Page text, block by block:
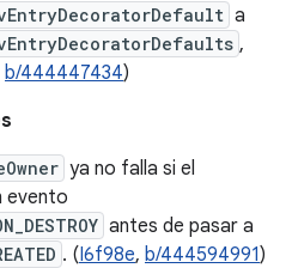
a
,
b/444447434)
ya no falla si el
evento
antes de pasar a
. (I6f98e, b/444594991)